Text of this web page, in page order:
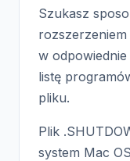
Szukasz
rozszerzeniem
w odpowiednie
listę
pliku.
Plik
system Mac